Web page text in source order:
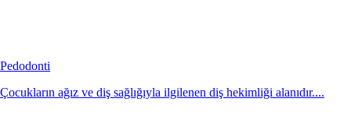
Pedodonti
Çocukların ağız ve diş sağlığıyla ilgilenen diş hekimliği alanıdır....